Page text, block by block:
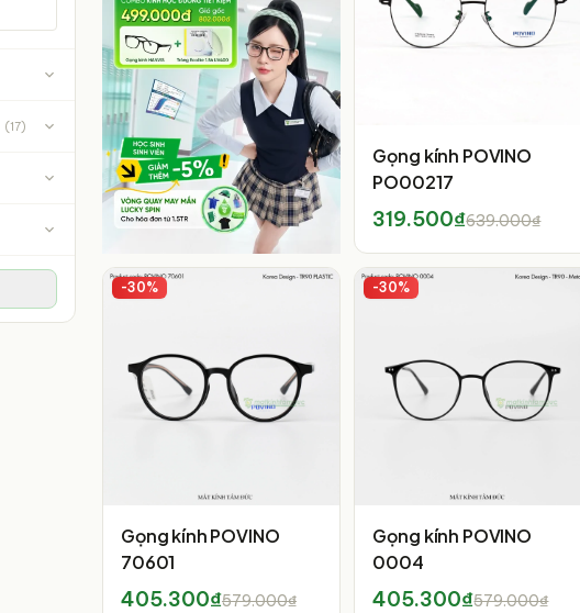
(17)
Gọng kính POVINO
PO00217
319.500₫639.000₫
-30%
Gọng kính POVINO
70601
405.300₫579.000₫
-30%
Gọng kính POVINO
0004
405.300₫579.000₫